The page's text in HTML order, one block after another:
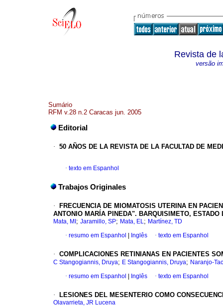
Revista de
versão
Sumário
RFM v.28 n.2 Caracas jun. 2005
Editorial
· 50 AÑOS DE LA REVISTA DE LA FACULTAD DE
· texto em Espanhol
Trabajos Originales
·
FRECUENCIA DE MIOMATOSIS UTERINA EN
ANTONIO MARÍA PINEDA". BARQUISIMETO, ESTADO
Mata, MI ; Jaramillo, SP; Mata, EL; Martínez, TD
· resumo em Espanhol Inglês · texto em Espanhol
· COMPLICACIONES RETINIANAS EN PACIENTES
C Stangogiannis, Druya; E Stangogiannis, Druya; Naranjo-
· resumo em Espanhol Inglês · texto em Espanhol
· LESIONES DEL MESENTERIO COMO
Olavarrieta, JR Lucena